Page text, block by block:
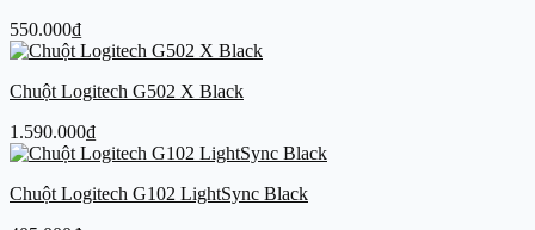
550.000₫
Chuột Logitech G502 X Black
1.590.000₫
Chuột Logitech G102 LightSync Black